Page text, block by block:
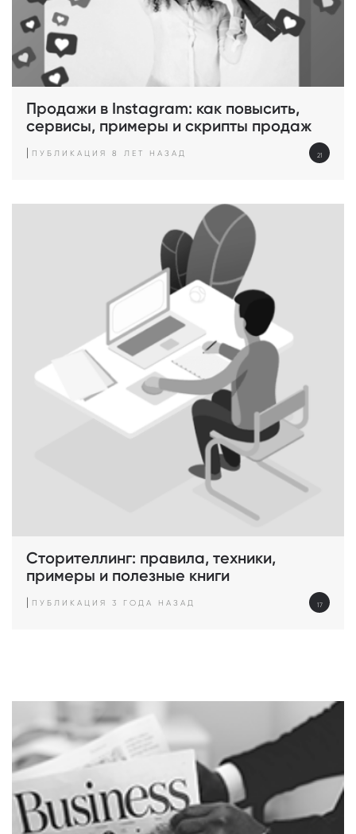
Продажи в Instagram: как повысить,
сервисы, примеры и скрипты продаж
21
| ПУБЛИКАЦИЯ 8 ЛЕТ НАЗАД
Сторителлинг: правила, техники,
примеры и полезные книги
17
| ПУБЛИКАЦИЯ 3 ГОДА НАЗАД